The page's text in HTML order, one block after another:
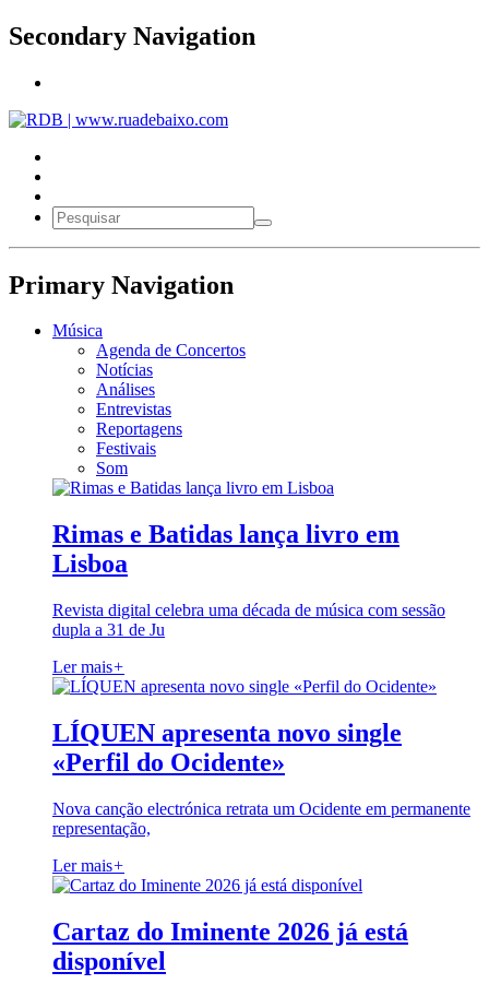
Secondary Navigation
Primary Navigation
Música
Agenda de Concertos
Notícias
Análises
Entrevistas
Reportagens
Festivais
Som
Rimas e Batidas lança livro em
Lisboa
Revista digital celebra uma década de música com sessão
dupla a 31 de Ju
Ler mais+
LÍQUEN apresenta novo single
«Perfil do Ocidente»
Nova canção electrónica retrata um Ocidente em permanente
representação,
Ler mais+
Cartaz do Iminente 2026 já está
disponível